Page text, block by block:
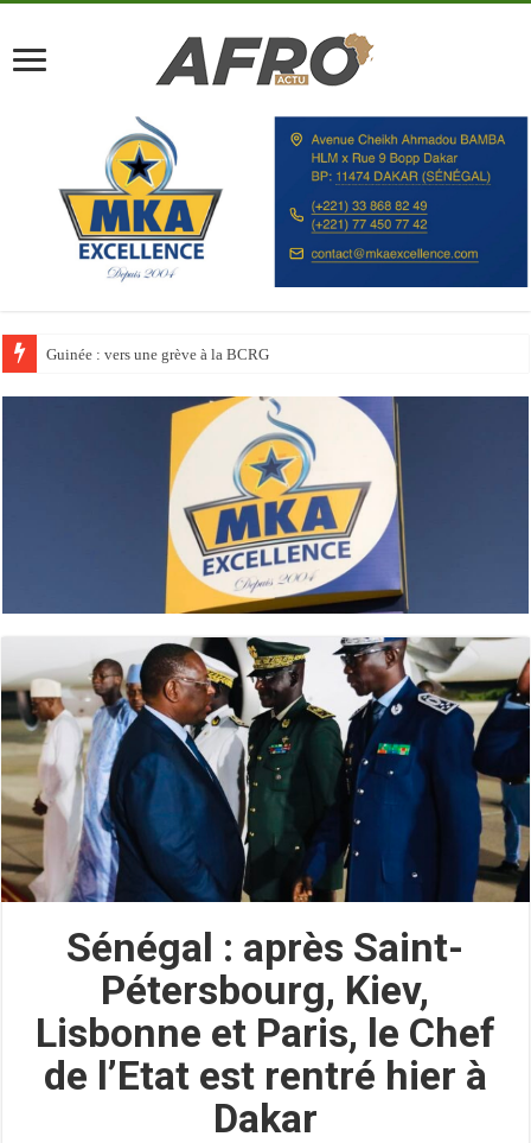
Guinée : vers une grève à la BCRG
Sénégal : après Saint-
Pétersbourg, Kiev,
Lisbonne et Paris, le Chef
de l’Etat est rentré hier à
Dakar